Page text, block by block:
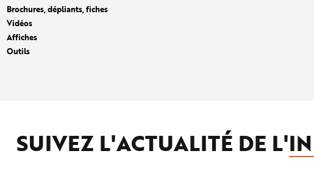
Brochures, dépliants, fiches
Vidéos
Affiches
Outils
SUIVEZ L'ACTUALITÉ DE L'